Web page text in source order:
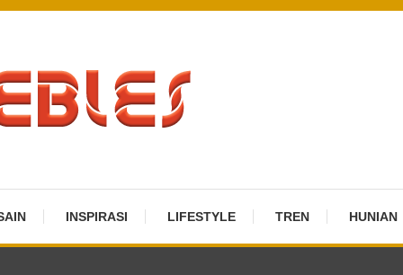
INSPIRASI LIFESTYLE TREN HUNIAN